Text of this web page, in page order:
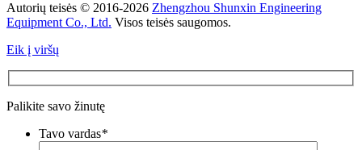
Autorių teisės © 2016-2026 Zhengzhou Shunxin Engineering
Equipment Co., Ltd. Visos teisės saugomos.
Eik į viršų
Palikite savo žinutę
Tavo vardas*